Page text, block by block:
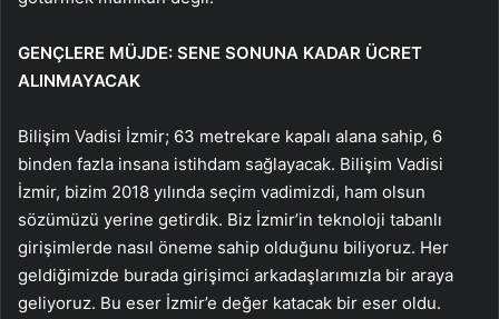
GENÇLERE MÜJDE: SENE SONUNA KADAR ÜCRET
ALINMAYACAK
Bilişim Vadisi İzmir; 63 metrekare kapalı alana sahip, 6
binden fazla insana istihdam sağlayacak. Bilişim Vadisi
İzmir, bizim 2018 yılında seçim vadimizdi, ham olsun
sözümüzü yerine getirdik. Biz İzmir’in teknoloji tabanlı
girişimlerde nasıl öneme sahip olduğunu biliyoruz. Her
geldiğimizde burada girişimci arkadaşlarımızla bir araya
geliyoruz. Bu eser İzmir’e değer katacak bir eser oldu.